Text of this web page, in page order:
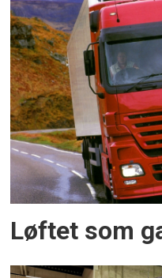
Løftet som